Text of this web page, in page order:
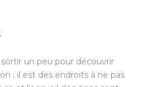
un peu pour découvrir
; il est des endroits à ne pas